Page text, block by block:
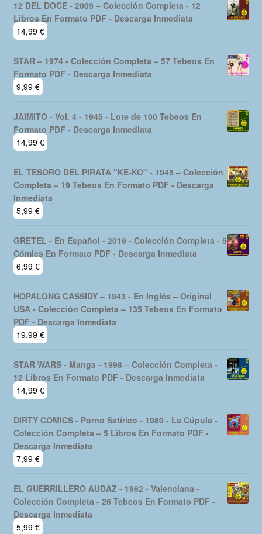
12 DEL DOCE - 2009 – Colección Completa - 12
Libros En Formato PDF - Descarga Inmediata
14,99 €
STAR – 1974 - Colección Completa – 57 Tebeos En
Formato PDF - Descarga Inmediata
9,99 €
JAIMITO - Vol. 4 - 1945 - Lote de 100 Tebeos En
Formato PDF - Descarga Inmediata
14,99 €
EL TESORO DEL PIRATA "KE-KO" - 1945 – Colección
Completa – 19 Tebeos En Formato PDF - Descarga
Inmediata
5,99 €
GRETEL - En Español - 2019 - Colección Completa - 5
Cómics En Formato PDF - Descarga Inmediata
6,99 €
HOPALONG CASSIDY – 1943 - En Inglés – Original
USA - Colección Completa – 135 Tebeos En Formato
PDF - Descarga Inmediata
19,99 €
STAR WARS - Manga - 1998 – Colección Completa -
12 Libros En Formato PDF - Descarga Inmediata
14,99 €
DIRTY COMICS - Porno Satírico - 1980 - La Cúpula -
Colección Completa – 5 Libros En Formato PDF -
Descarga Inmediata
7,99 €
EL GUERRILLERO AUDAZ - 1962 - Valenciana -
Colección Completa - 26 Tebeos En Formato PDF -
Descarga Inmediata
5,99 €